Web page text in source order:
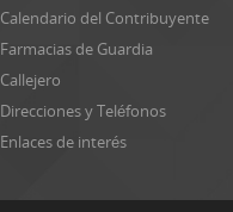
Calendario del Contribuyente
Farmacias de Guardia
Callejero
Direcciones y Teléfonos
Enlaces de interés